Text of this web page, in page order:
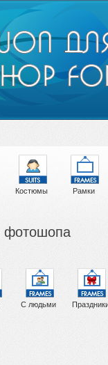
Костюмы Рамки
фотошопа
С людьми